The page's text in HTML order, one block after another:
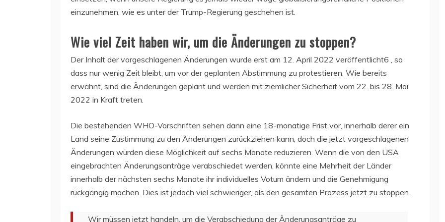
einzunehmen, wie es unter der Trump-Regierung geschehen ist.
Wie viel Zeit haben wir, um die Änderungen zu stoppen?
Der Inhalt der vorgeschlagenen Änderungen wurde erst am 12. April 2022 veröffentlicht6 , so
dass nur wenig Zeit bleibt, um vor der geplanten Abstimmung zu protestieren. Wie bereits
erwähnt, sind die Änderungen geplant und werden mit ziemlicher Sicherheit vom 22. bis 28. Mai
2022 in Kraft treten.
Die bestehenden WHO-Vorschriften sehen dann eine 18-monatige Frist vor, innerhalb derer ein
Land seine Zustimmung zu den Änderungen zurückziehen kann, doch die jetzt vorgeschlagenen
Änderungen würden diese Möglichkeit auf sechs Monate reduzieren. Wenn die von den USA
eingebrachten Änderungsanträge verabschiedet werden, könnte eine Mehrheit der Länder
innerhalb der nächsten sechs Monate ihr individuelles Votum ändern und die Genehmigung
rückgängig machen. Dies ist jedoch viel schwieriger, als den gesamten Prozess jetzt zu stoppen.
Wir müssen jetzt handeln, um die Verabschiedung der Änderungsanträge zu